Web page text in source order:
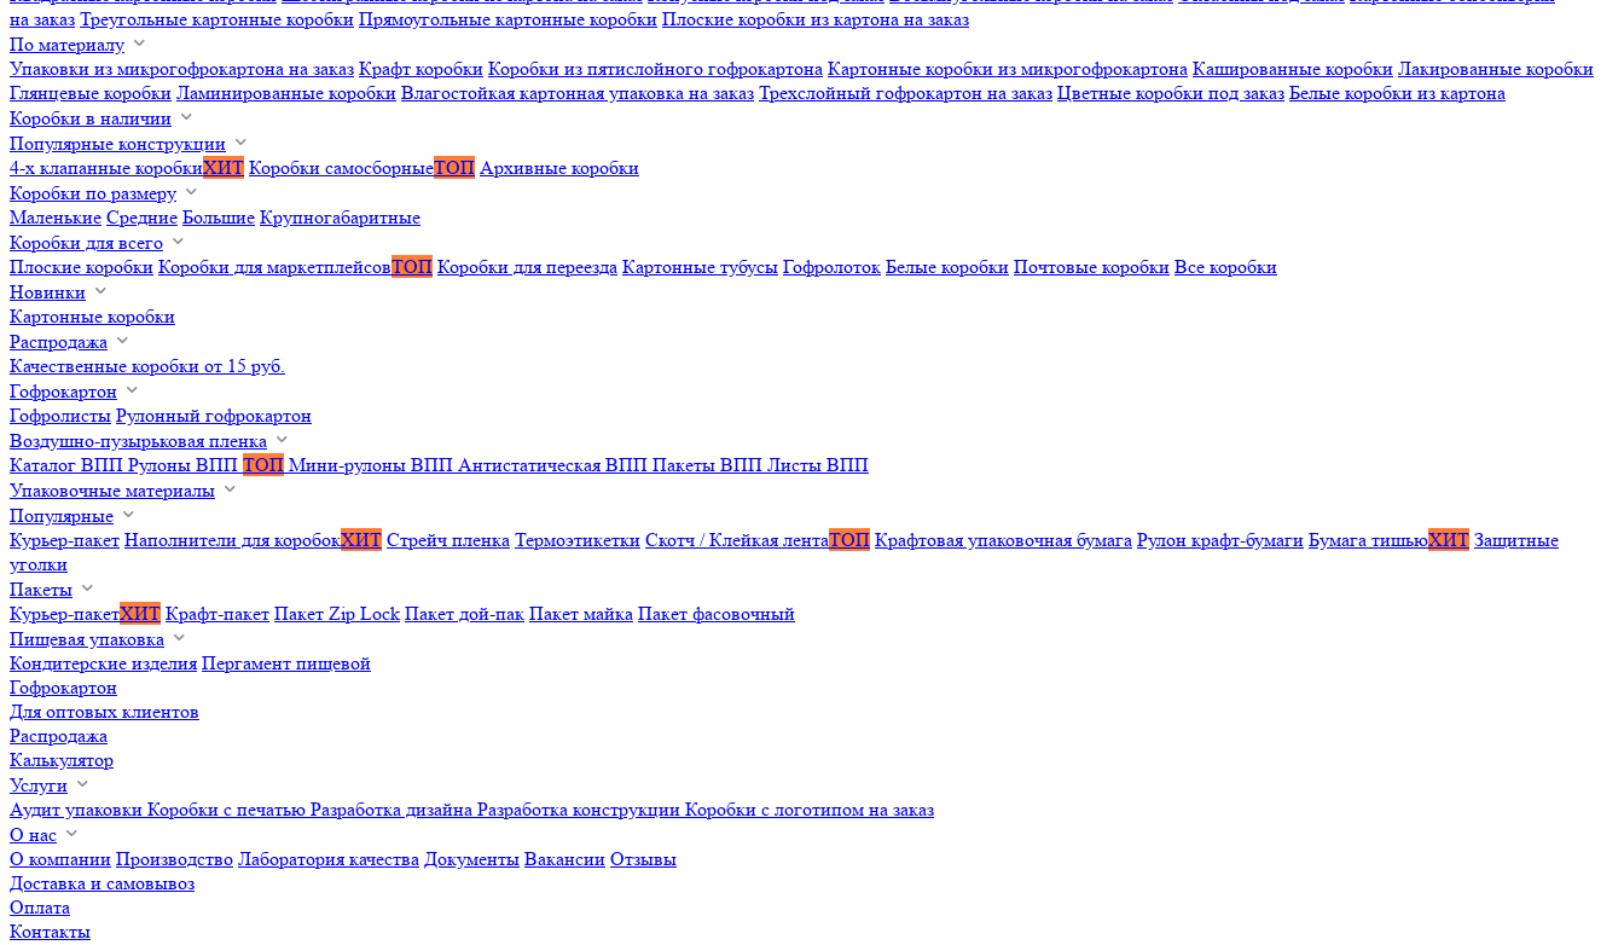
на заказ Треугольные картонные коробки Прямоугольные картонные коробки Плоские коробки из картона на заказ
По материалу
Упаковки из микрогофрокартона на заказ Крафт коробки Коробки из пятислойного гофрокартона Картонные коробки из микрогофрокартона Кашированные коробки Лакированные коробки
Глянцевые коробки Ламинированные коробки Влагостойкая картонная упаковка на заказ Трехслойный гофрокартон на заказ Цветные коробки под заказ Белые коробки из картона
Коробки в наличии
Популярные конструкции
4-х клапанные коробкиХИТ Коробки самосборныеТОП Архивные коробки
Коробки по размеру
Маленькие Средние Большие Крупногабаритные
Коробки для всего
Плоские коробки Коробки для маркетплейсовТОП Коробки для переезда Картонные тубусы Гофролоток Белые коробки Почтовые коробки Все коробки
Новинки
Картонные коробки
Распродажа
Качественные коробки от 15 руб.
Гофрокартон
Гофролисты Рулонный гофрокартон
Воздушно-пузырьковая пленка
Каталог ВПП Рулоны ВПП ТОП Мини-рулоны ВПП Антистатическая ВПП Пакеты ВПП Листы ВПП
Упаковочные материалы
Популярные
Курьер-пакет Наполнители для коробокХИТ Стрейч пленка Термоэтикетки Скотч / Клейкая лентаТОП Крафтовая упаковочная бумага Рулон крафт-бумаги Бумага тишьюХИТ Защитные
уголки
Пакеты
Курьер-пакетХИТ Крафт-пакет Пакет Zip Lock Пакет дой-пак Пакет майка Пакет фасовочный
Пищевая упаковка
Кондитерские изделия Пергамент пищевой
Гофрокартон
Для оптовых клиентов
Распродажа
Калькулятор
Услуги
Аудит упаковки Коробки с печатью Разработка дизайна Разработка конструкции Коробки с логотипом на заказ
О нас
О компании Производство Лаборатория качества Документы Вакансии Отзывы
Доставка и самовывоз
Оплата
Контакты